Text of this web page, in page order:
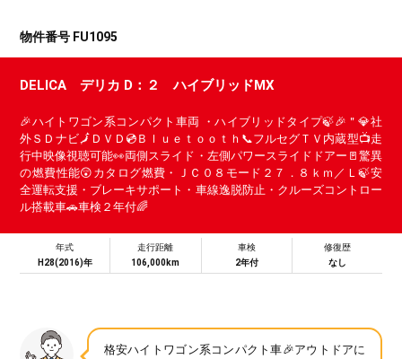
物件番号 FU1095
DELICA デリカ D：２ ハイブリッドMX
🎉ハイトワゴン系コンパクト車両 ・ハイブリッドタイプ🍃🎉＂💎社
外ＳＤナビ🗾ＤＶＤ💿Ｂｌｕｅｔｏｏｔｈ📞フルセグＴＶ内蔵型📺走
行中映像視聴可能👀両側スライド・左側パワースライドドアー🚪驚異
の燃費性能😲カタログ燃費・ＪＣ０８モード２７．８ｋｍ／Ｌ🍃安
全運転支援・ブレーキサポート・車線逸脱防止・クルーズコントロー
ル搭載車🚗車検２年付🌈
年式
H28(2016)年
走行距離
106,000km
車検
2年付
修復歴
なし
格安ハイトワゴン系コンパクト車🎉アウトドアに